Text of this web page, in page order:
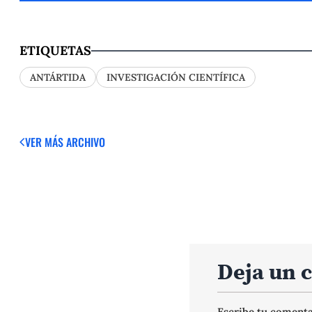
ETIQUETAS
ANTÁRTIDA INVESTIGACIÓN CIENTÍFICA
VER MÁSARCHIVO
Deja un